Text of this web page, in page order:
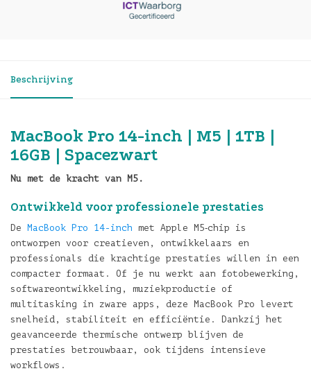
Beschrijving
MacBook Pro 14-inch | M5 | 1TB |
16GB | Spacezwart
Nu met de kracht van M5.
Ontwikkeld voor professionele prestaties
De MacBook Pro 14-inch met Apple M5‑chip is
ontworpen voor creatieven, ontwikkelaars en
professionals die krachtige prestaties willen in een
compacter formaat. Of je nu werkt aan fotobewerking,
softwareontwikkeling, muziekproductie of
multitasking in zware apps, deze MacBook Pro levert
snelheid, stabiliteit en efficiëntie. Dankzij het
geavanceerde thermische ontwerp blijven de
prestaties betrouwbaar, ook tijdens intensieve
workflows.